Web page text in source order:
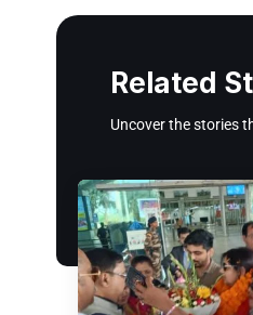
Related
Uncover the stories